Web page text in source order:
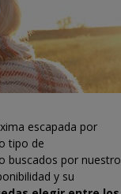
escapada por
tipo de
buscados por nuestro
y su